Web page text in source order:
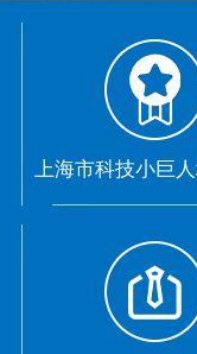
功率器件测试方案
测试设备
加热系统
上海市科技小巨